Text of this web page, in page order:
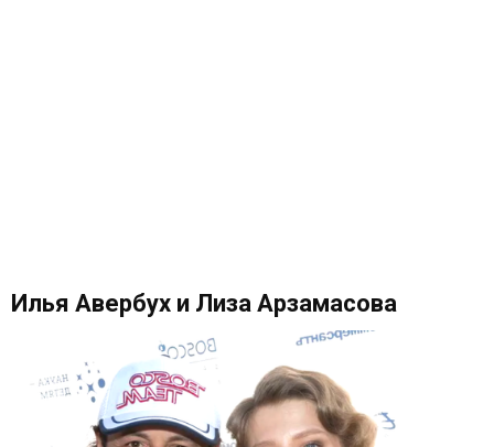
Илья Авербух и Лиза Арзамасова